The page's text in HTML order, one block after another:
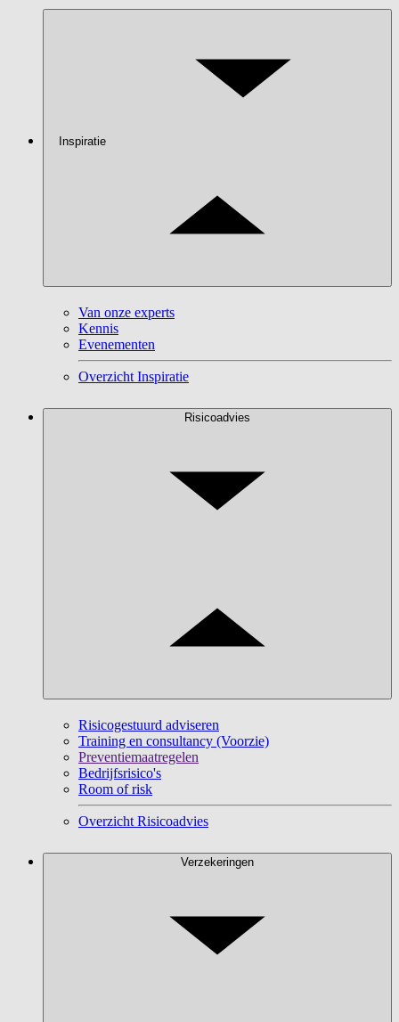
Inspiratie
Van onze experts
Kennis
Evenementen
Overzicht Inspiratie
Risicoadvies
Risicogestuurd adviseren
Training en consultancy (Voorzie)
Preventiemaatregelen
Bedrijfsrisico's
Room of risk
Overzicht Risicoadvies
Verzekeringen